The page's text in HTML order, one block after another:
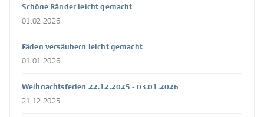
Schöne Ränder leicht gemacht
01.02.2026
Fäden versäubern leicht gemacht
01.01.2026
Weihnachtsferien 22.12.2025 - 03.01.2026
21.12.2025